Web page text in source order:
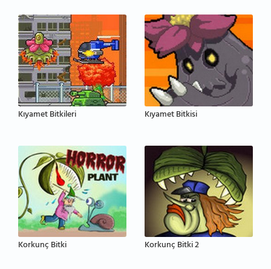
Kıyamet Bitkileri Kıyamet Bitkisi
Korkunç Bitki Korkunç Bitki 2